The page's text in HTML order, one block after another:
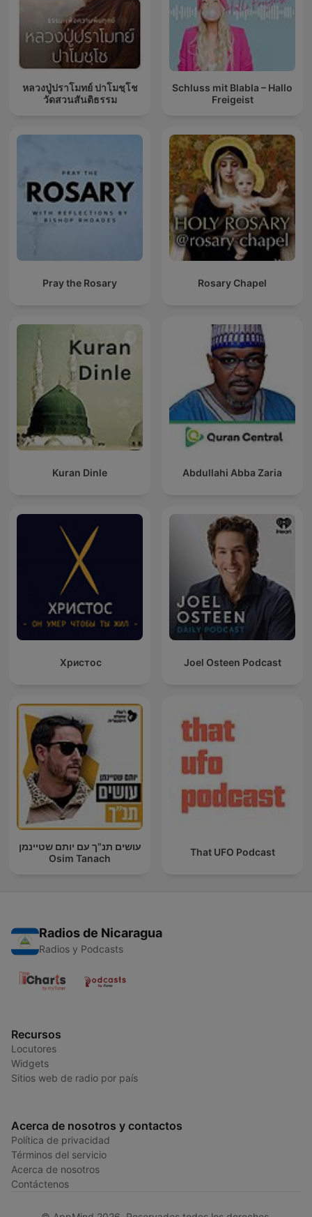
หลวงปู่ปราโมทย์ ปาโมชฺโช
วัดสวนสันติธรรม
Schluss mit Blabla – Hallo
Freigeist
Pray the Rosary Rosary Chapel
Kuran Dinle Abdullahi Abba Zaria
Христос Joel Osteen Podcast
עושים תנ"ך עם יותם שטיינמן
Osim Tanach
That UFO Podcast
Radios de Nicaragua
Radios y Podcasts
Recursos
Locutores
Widgets
Sitios web de radio por país
Acerca de nosotros y contactos
Política de privacidad
Términos del servicio
Acerca de nosotros
Contáctenos